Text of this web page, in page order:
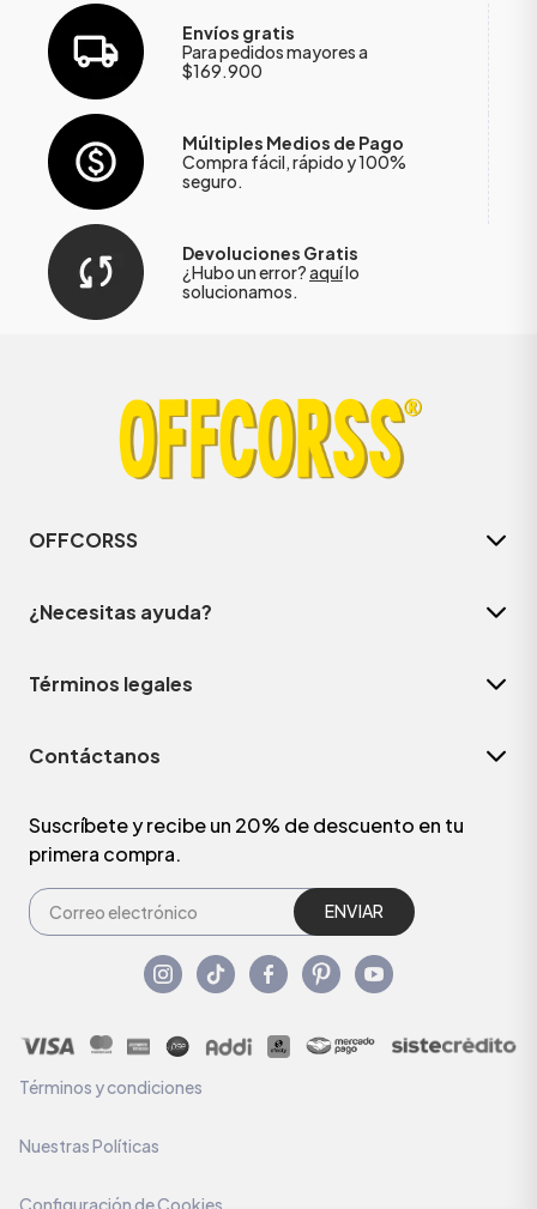
Envíos gratis
Para pedidos mayores a
$169.900
Múltiples Medios de Pago
Compra fácil, rápido y 100%
seguro.
Devoluciones Gratis
¿Hubo un error?aquílo
solucionamos.
OFFCORSS
¿Necesitas ayuda?
Términos legales
Contáctanos
Suscríbete y recibe un 20% de descuento en tu
primera compra.
ENVIAR
Términos y condiciones
Nuestras Políticas
Configuración de Cookies